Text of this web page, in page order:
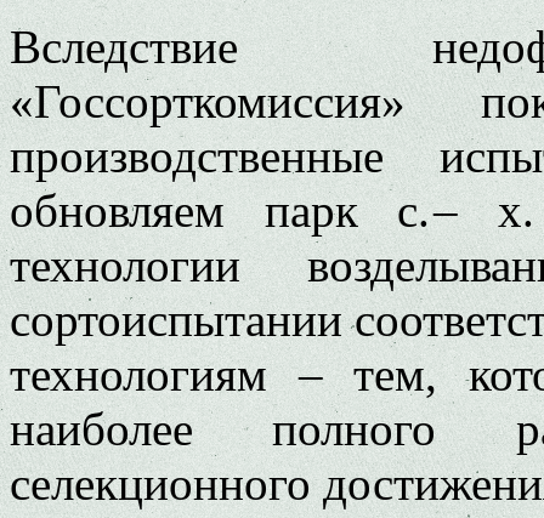
Вследствие
«Госсорткомиссия»
производственные
обновляем парк с. –
технологии
сортоиспытании
технологиям – тем,
наиболее полного
селекционного